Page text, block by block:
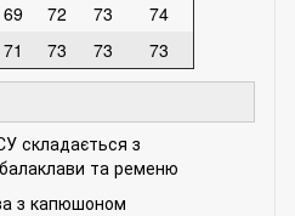
69 72 73
74
71 73 73 73
складається з
та ременю
з капюшоном